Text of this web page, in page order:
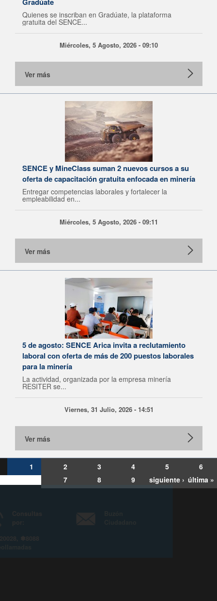
Quienes se inscriban en Gradúate, la plataforma
gratuita del SENCE...
Miércoles, 5 Agosto, 2026 - 09:10
Ver más
SENCE y MineClass suman 2 nuevos cursos a su
oferta de capacitación gratuita enfocada en minería
Entregar competencias laborales y fortalecer la
empleabilidad en...
Miércoles, 5 Agosto, 2026 - 09:11
Ver más
5 de agosto: SENCE Arica invita a reclutamiento
laboral con oferta de más de 200 puestos laborales
para la minería
La actividad, organizada por la empresa minería
RESITER se...
Viernes, 31 Julio, 2026 - 14:51
Ver más
1 2 3 4 5
6
7
8 9 siguiente › última »